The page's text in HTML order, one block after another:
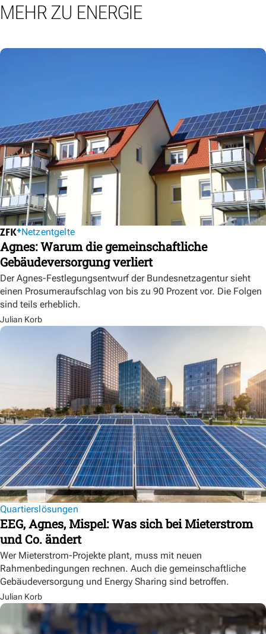
MEHR ZU ENERGIE
Netzentgelte
Agnes: Warum die gemeinschaftliche
Gebäudeversorgung verliert
Der Agnes-Festlegungsentwurf der Bundesnetzagentur sieht
einen Prosumeraufschlag von bis zu 90 Prozent vor. Die Folgen
sind teils erheblich.
Julian Korb
Quartierslösungen
EEG, Agnes, Mispel: Was sich bei Mieterstrom
und Co. ändert
Wer Mieterstrom-Projekte plant, muss mit neuen
Rahmenbedingungen rechnen. Auch die gemeinschaftliche
Gebäudeversorgung und Energy Sharing sind betroffen.
Julian Korb